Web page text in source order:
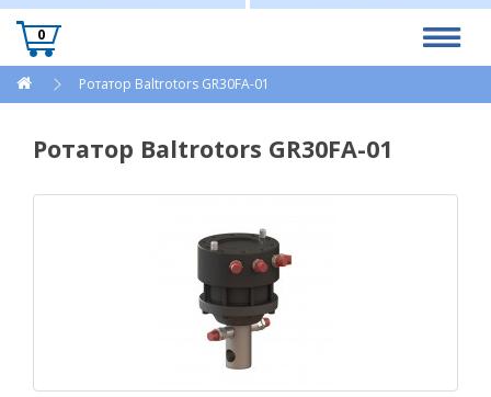
0
Ротатор Baltrotors GR30FA-01
Ротатор Baltrotors GR30FA-01